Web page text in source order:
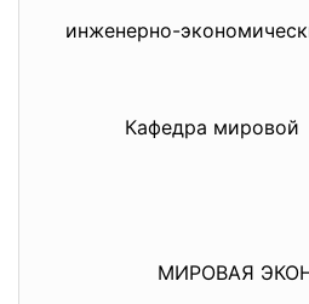
инженерно-
Кафедра мировой
МИРОВАЯ